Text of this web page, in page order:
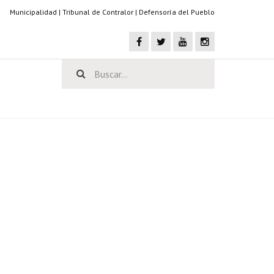
Municipalidad | Tribunal de Contralor | Defensoría del Pueblo